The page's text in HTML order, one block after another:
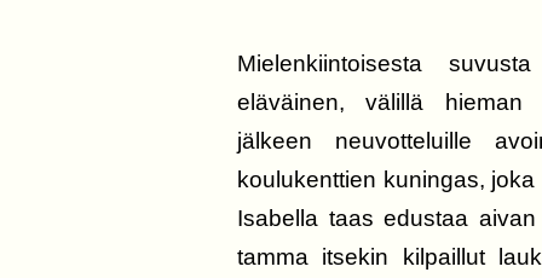
Mielenkiintoisesta
eläväinen, välillä hieman
jälkeen neuvotteluille
koulukenttien kuningas,
Isabella taas edustaa
tamma itsekin kilpaillut